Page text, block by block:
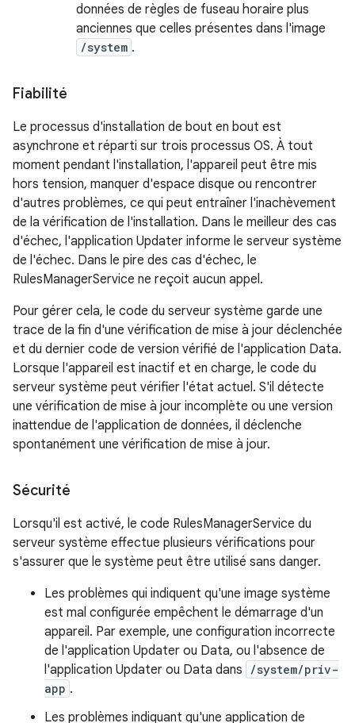
données de règles de fuseau horaire plus
anciennes que celles présentes dans l'image
/system .
Fiabilité
Le processus d'installation de bout en bout est
asynchrone et réparti sur trois processus OS. À tout
moment pendant l'installation, l'appareil peut être mis
hors tension, manquer d'espace disque ou rencontrer
d'autres problèmes, ce qui peut entraîner l'inachèvement
de la vérification de l'installation. Dans le meilleur des cas
d'échec, l'application Updater informe le serveur système
de l'échec. Dans le pire des cas d'échec, le
RulesManagerService ne reçoit aucun appel.
Pour gérer cela, le code du serveur système garde une
trace de la fin d'une vérification de mise à jour déclenchée
et du dernier code de version vérifié de l'application Data.
Lorsque l'appareil est inactif et en charge, le code du
serveur système peut vérifier l'état actuel. S'il détecte
une vérification de mise à jour incomplète ou une version
inattendue de l'application de données, il déclenche
spontanément une vérification de mise à jour.
Sécurité
Lorsqu'il est activé, le code RulesManagerService du
serveur système effectue plusieurs vérifications pour
s'assurer que le système peut être utilisé sans danger.
Les problèmes qui indiquent qu'une image système
est mal configurée empêchent le démarrage d'un
appareil. Par exemple, une configuration incorrecte
de l'application Updater ou Data, ou l'absence de
l'application Updater ou Data dans
/system/priv-
app .
Les problèmes indiquant qu'une application de